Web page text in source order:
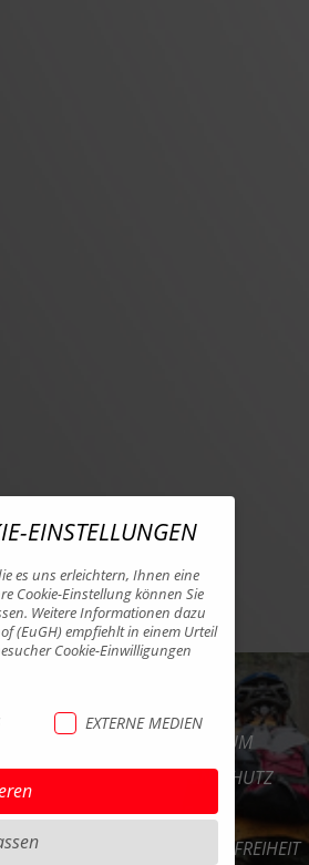
UND
IMPRESSUM
DATENSCHUTZ
AGB
BARRIEREFREIHEIT
EINSTELLUNGEN
es uns erleichtern, Ihnen eine
Cookie-Einstellung können Sie
Weitere Informationen dazu
(EuGH) empfiehlt in einem Urteil
Cookie-Einwilligungen
EXTERNE MEDIEN